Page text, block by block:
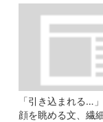
「引き込まれる…
顔を眺める文、繊